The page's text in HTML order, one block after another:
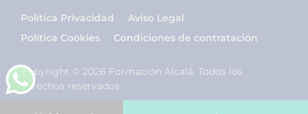
Política Privacidad
Aviso Legal
Política Cookies
Condiciones de contratación
Copyright © 2026 Formación Alcalá. Todos los
derechos reservados.